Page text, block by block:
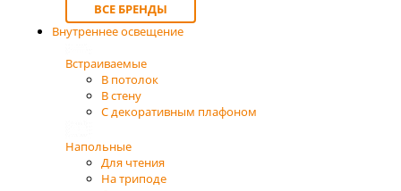
ВСЕ БРЕНДЫ
Внутреннее освещение
Встраиваемые
В потолок
В стену
С декоративным плафоном
Напольные
Для чтения
На триподе